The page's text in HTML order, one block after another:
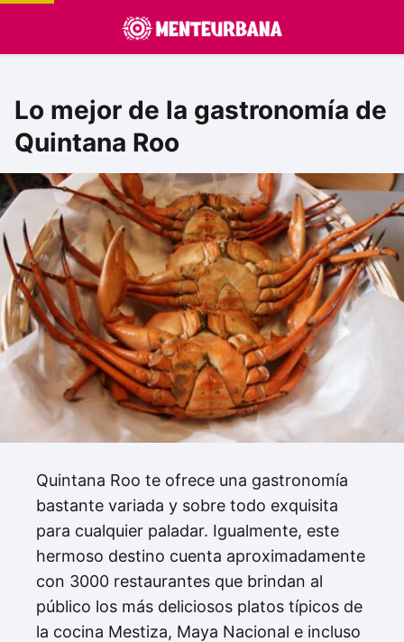
Lo mejor de la gastronomía de
Quintana Roo
Quintana Roo te ofrece una gastronomía
bastante variada y sobre todo exquisita
para cualquier paladar. Igualmente, este
hermoso destino cuenta aproximadamente
con 3000 restaurantes que brindan al
público los más deliciosos platos típicos de
la cocina Mestiza, Maya Nacional e incluso